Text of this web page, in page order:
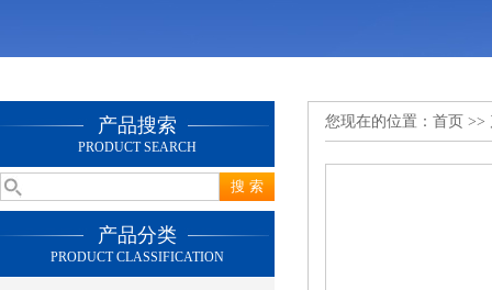
产品搜索
PRODUCT SEARCH
产品分类
PRODUCT CLASSIFICATION
您现在的位置： 首页 >>